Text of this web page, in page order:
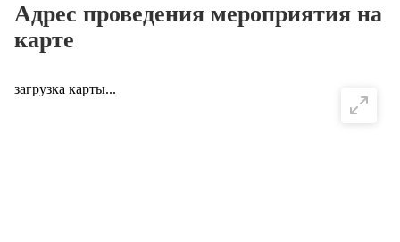
Адрес проведения мероприятия на
карте
загрузка карты...